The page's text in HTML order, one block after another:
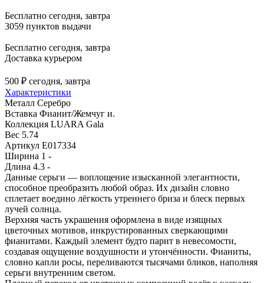
Бесплатно сегодня, завтра
3059 пунктов выдачи
Бесплатно сегодня, завтра
Доставка курьером
500 ₽ сегодня, завтра
Характеристики
Металл Серебро
Вставка Фианит/Жемчуг и.
Коллекция LUARA Gala
Вес 5.74
Артикул E017334
Ширина 1 -
Длина 4.3 -
Данные серьги — воплощение изысканной элегантности,
способное преобразить любой образ. Их дизайн словно
сплетает воедино лёгкость утреннего бриза и блеск первых
лучей солнца.
Верхняя часть украшения оформлена в виде изящных
цветочных мотивов, инкрустированных сверкающими
фианитами. Каждый элемент будто парит в невесомости,
создавая ощущение воздушности и утончённости. Фианиты,
словно капли росы, переливаются тысячами бликов, наполняя
серьги внутренним светом.